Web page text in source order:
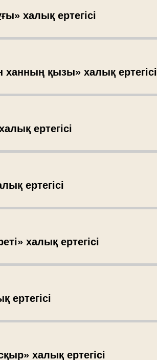
халық ертегісі
ханның қызы» халық ертегісі
ертегісі
ертегісі
халық ертегісі
ертегісі
халық ертегісі